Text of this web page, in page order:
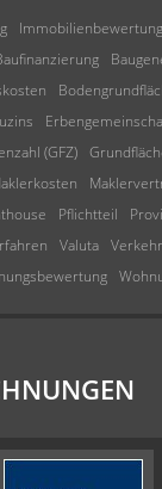
Immobilienbewertung
(GFZ)
Pflichtteil
Valuta